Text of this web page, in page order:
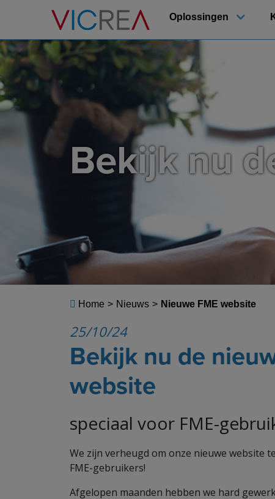
Oplossingen
Bekijk nu
Home > Nieuws > Nieuwe FME website
25/10/24
Bekijk nu de
website
speciaal voor FME-
We zijn verheugd om onze nieuwe website
FME-gebruikers!
Afgelopen maanden hebben we hard